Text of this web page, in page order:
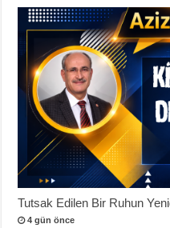
Tutsak Edilen Bir Ruhun
4 gün önce